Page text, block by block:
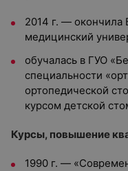
2014 г. — окончила
медицинский
обучалась в ГУО
специальности
ортопедической
курсом детской
Курсы, повышение
1990 г. —